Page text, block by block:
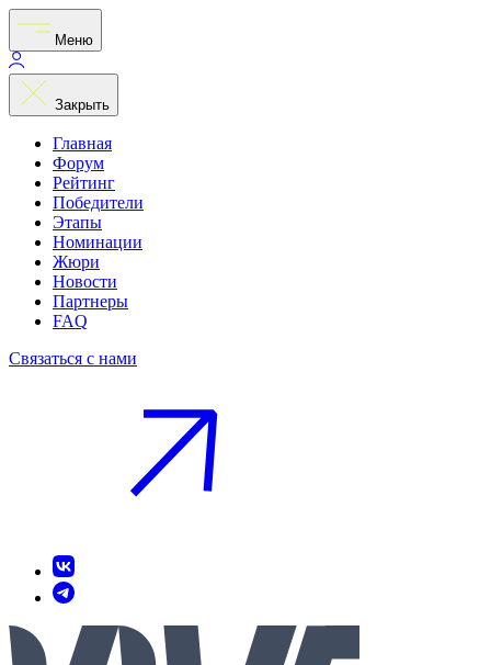
Меню
Закрыть
Главная
Форум
Рейтинг
Победители
Этапы
Номинации
Жюри
Новости
Партнеры
FAQ
Связаться с нами